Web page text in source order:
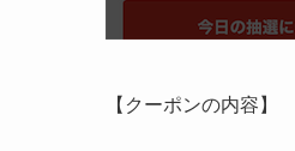
【クーポンの内容】